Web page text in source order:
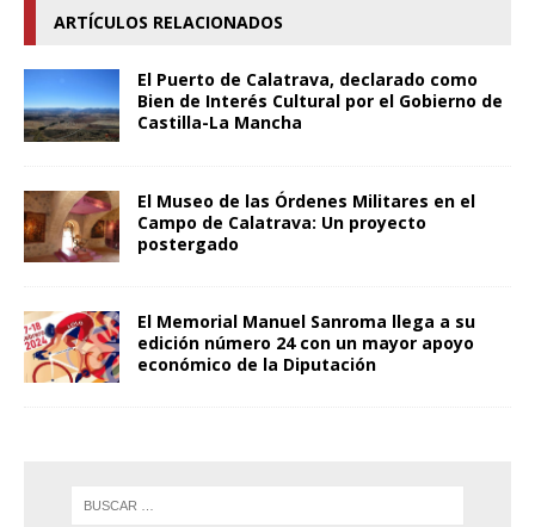
ARTÍCULOS RELACIONADOS
El Puerto de Calatrava, declarado como
Bien de Interés Cultural por el Gobierno de
Castilla-La Mancha
El Museo de las Órdenes Militares en el
Campo de Calatrava: Un proyecto
postergado
El Memorial Manuel Sanroma llega a su
edición número 24 con un mayor apoyo
económico de la Diputación